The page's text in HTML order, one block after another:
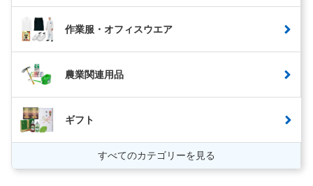
作業服・オフィスウエア
農業関連用品
ギフト
すべてのカテゴリーを見る